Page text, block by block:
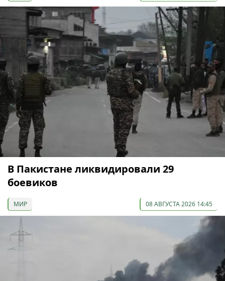
В Пакистане ликвидировали 29
боевиков
МИР 08 АВГУСТА 2026 14:45